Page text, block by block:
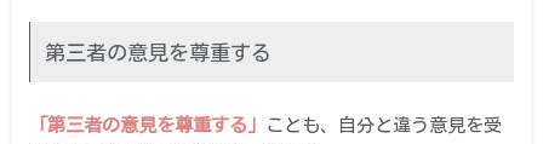
第三者の意見を尊重する
「第三者の意見を尊重する」
ことも、自分と違う意見を受